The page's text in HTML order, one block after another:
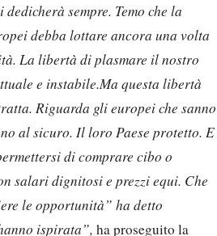
sempre. Temo che la
debba lottare ancora una volta
La libertà di plasmare il nostro
e instabile.Ma questa libertà
Riguarda gli europei che sanno
al sicuro. Il loro Paese protetto. E
di comprare cibo o
salari dignitosi e prezzi equi. Che
le opportunità” ha detto
ispirata”, ha proseguito la